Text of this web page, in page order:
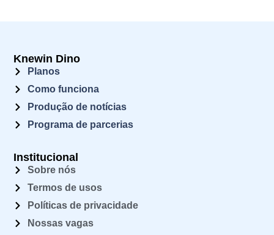
Knewin Dino
Planos
Como funciona
Produção de notícias
Programa de parcerias
Institucional
Sobre nós
Termos de usos
Políticas de privacidade
Nossas vagas